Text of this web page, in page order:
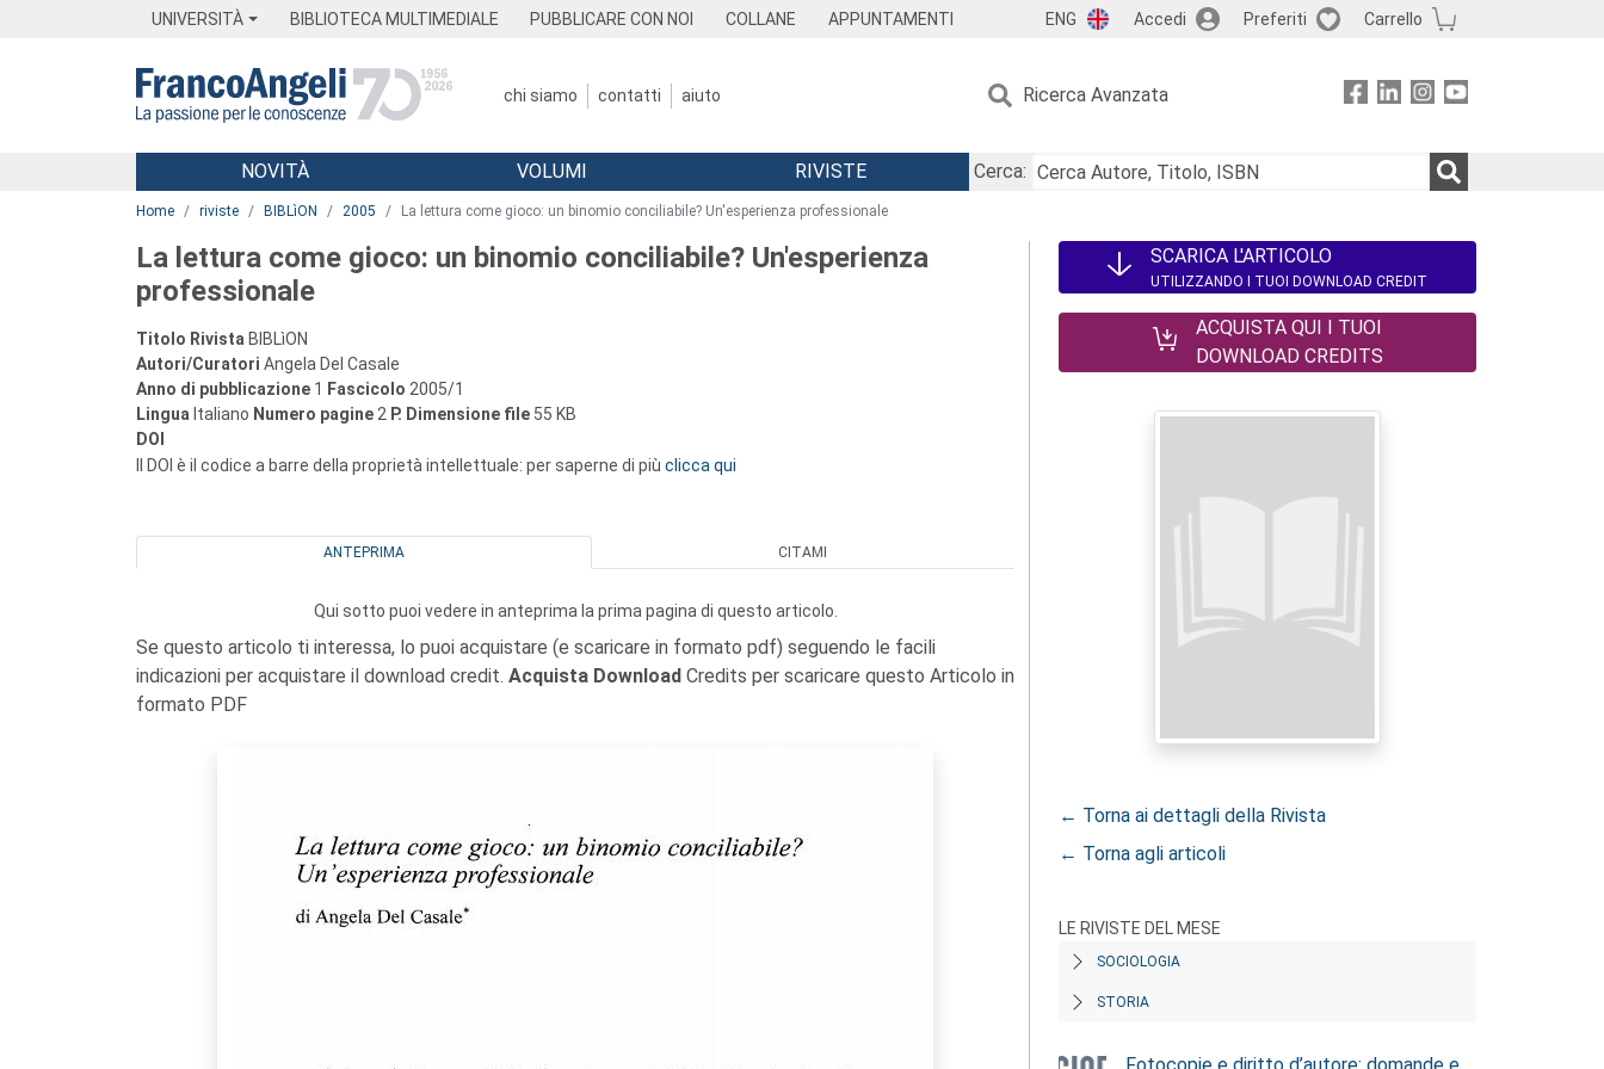
UNIVERSITÀ BIBLIOTECA MULTIMEDIALE PUBBLICARE CON NOI COLLANE APPUNTAMENTI ENG Accedi Preferiti Carrello
chi siamo contatti aiuto Ricerca Avanzata
Menu
NOVITÀ VOLUMI RIVISTE
Cerca:
Home riviste BIBLìON 2005 La lettura come gioco: un binomio conciliabile? Un'esperienza professionale
La lettura come gioco: un binomio conciliabile? Un'esperienza
professionale
Titolo Rivista BIBLìON
Autori/Curatori Angela Del Casale
Anno di pubblicazione 1 Fascicolo 2005/1
Lingua Italiano Numero pagine 2 P. Dimensione file 55 KB
DOI
Il DOI è il codice a barre della proprietà intellettuale: per saperne di più clicca qui
ANTEPRIMA CITAMI
Qui sotto puoi vedere in anteprima la prima pagina di questo articolo.
Se questo articolo ti interessa, lo puoi acquistare (e scaricare in formato pdf) seguendo le facili
indicazioni per acquistare il download credit. Acquista Download Credits per scaricare questo Articolo in
formato PDF
SCARICA L'ARTICOLO
UTILIZZANDO I TUOI DOWNLOAD CREDIT
ACQUISTA QUI I TUOI
DOWNLOAD CREDITS
← Torna ai dettagli della Rivista
← Torna agli articoli
LE RIVISTE DEL MESE
SOCIOLOGIA
STORIA